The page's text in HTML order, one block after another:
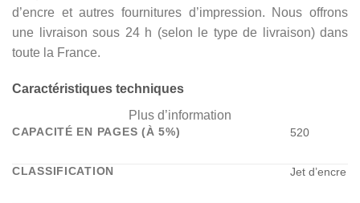
d’encre et autres fournitures d’impression. Nous offrons
une livraison sous 24 h (selon le type de livraison) dans
toute la France.
Caractéristiques techniques
Plus d’information
CAPACITÉ EN PAGES (À 5%) 520
CLASSIFICATION Jet d’encre